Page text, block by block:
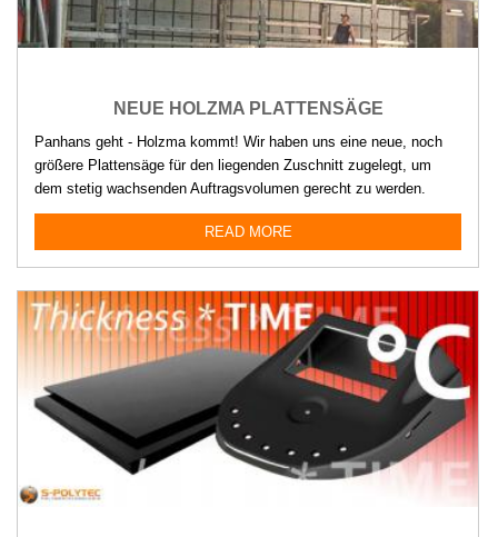
NEUE HOLZMA PLATTENSÄGE
Panhans geht - Holzma kommt! Wir haben uns eine neue, noch
größere Plattensäge für den liegenden Zuschnitt zugelegt, um
dem stetig wachsenden Auftragsvolumen gerecht zu werden.
READ MORE